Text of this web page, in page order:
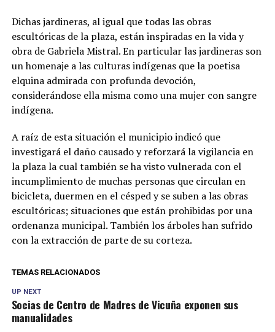
Dichas jardineras, al igual que todas las obras
escultóricas de la plaza, están inspiradas en la vida y
obra de Gabriela Mistral. En particular las jardineras son
un homenaje a las culturas indígenas que la poetisa
elquina admirada con profunda devoción,
considerándose ella misma como una mujer con sangre
indígena.
A raíz de esta situación el municipio indicó que
investigará el daño causado y reforzará la vigilancia en
la plaza la cual también se ha visto vulnerada con el
incumplimiento de muchas personas que circulan en
bicicleta, duermen en el césped y se suben a las obras
escultóricas; situaciones que están prohibidas por una
ordenanza municipal. También los árboles han sufrido
con la extracción de parte de su corteza.
TEMAS RELACIONADOS
UP NEXT
Socias de Centro de Madres de Vicuña exponen sus
manualidades